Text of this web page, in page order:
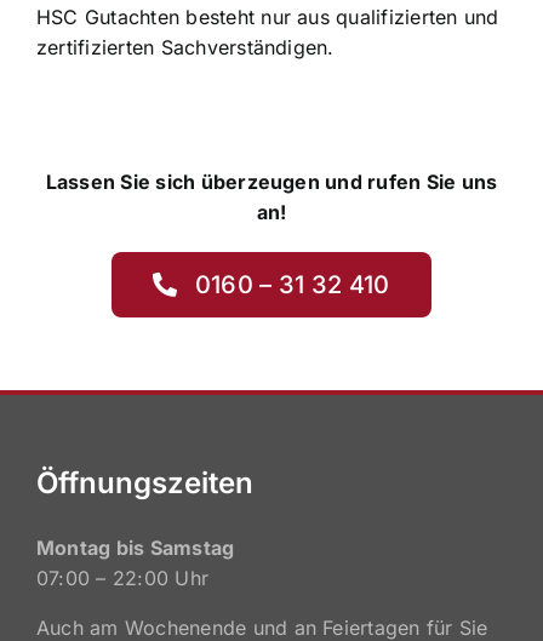
HSC Gutachten besteht nur aus qualifizierten und
zertifizierten Sachverständigen.
Lassen Sie sich überzeugen und rufen Sie uns
an!
0160 – 31 32 410
Öffnungszeiten
Montag bis Samstag
07:00 – 22:00 Uhr
Auch am Wochenende und an Feiertagen für Sie